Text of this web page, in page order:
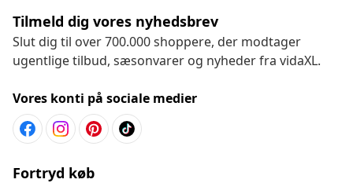
Tilmeld dig vores nyhedsbrev
Slut dig til over 700.000 shoppere, der modtager
ugentlige tilbud, sæsonvarer og nyheder fra vidaXL.
Vores konti på sociale medier
Fortryd køb